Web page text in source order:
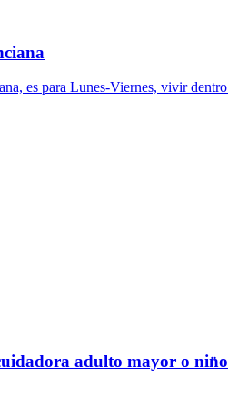
es para Lunes-Viernes, vivir
adulto mayor o nin̈o